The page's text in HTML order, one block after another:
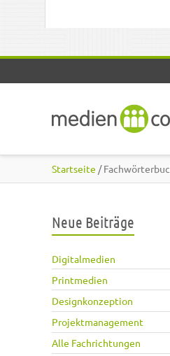
Startseite /
Neue Beiträge
Digitalmedien
Printmedien
Designkonzeption
Projektmanagement
Alle Fachrichtungen